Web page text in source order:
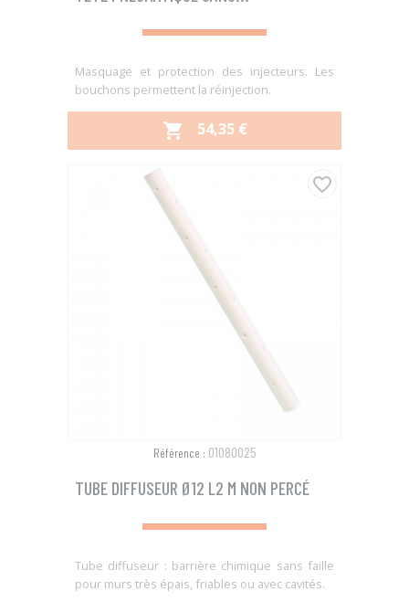
Masquage et protection des injecteurs. Les
bouchons permettent la réinjection.
 PRIX
54,35 €
Référence : 01080025
TUBE DIFFUSEUR Ø12 L2 M NON PERCÉ
Tube diffuseur : barrière chimique sans faille
pour murs très épais, friables ou avec cavités.
favorite_border